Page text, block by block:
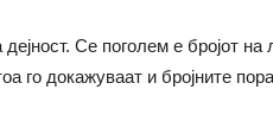
Се поголем е бројот на
го докажуваат и бројните